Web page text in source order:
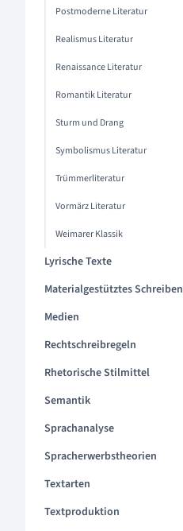
Postmoderne Literatur
Realismus Literatur
Renaissance Literatur
Romantik Literatur
Sturm und Drang
Symbolismus Literatur
Trümmerliteratur
Vormärz Literatur
Weimarer Klassik
Lyrische Texte
Materialgestütztes Schreiben
Medien
Rechtschreibregeln
Rhetorische Stilmittel
Semantik
Sprachanalyse
Spracherwerbstheorien
Textarten
Textproduktion